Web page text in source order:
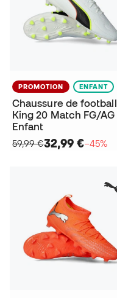
PROMOTION ENFANT
Chaussure de football
King 20 Match FG/AG
Enfant
59,99 €32,99 €−45%